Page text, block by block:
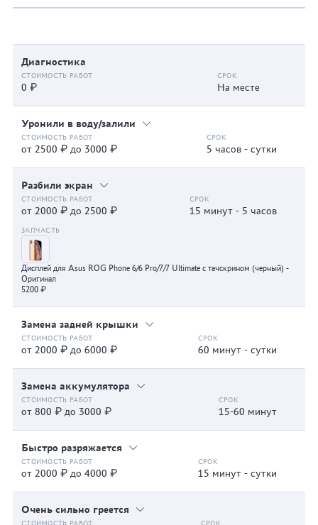
Диагностика
0 ₽ На месте
Уронили в воду/залили
от 2500 ₽ до 3000 ₽ 5 часов - сутки
Разбили экран
от 2000 ₽ до 2500 ₽ 15 минут - 5 часов
Дисплей для Asus ROG Phone 6/6 Pro/7/7 Ultimate с тачскрином (черный) -
Оригинал
5200 ₽
Замена задней крышки
от 2000 ₽ до 6000 ₽ 60 минут - сутки
Замена аккумулятора
от 800 ₽ до 3000 ₽ 15-60 минут
Быстро разряжается
от 2000 ₽ до 4000 ₽ 15 минут - сутки
Очень сильно греется